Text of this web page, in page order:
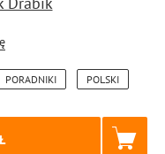
PORADNIKI POLSKI